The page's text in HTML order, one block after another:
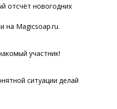
отсчёт новогодних
на Magicsoap.ru.
участник!
ситуации делай